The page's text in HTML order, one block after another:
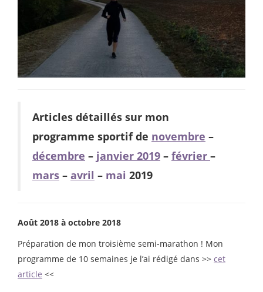
Articles détaillés sur mon
programme sportif de novembre –
décembre – janvier 2019 – février –
mars – avril – mai 2019
Août 2018 à octobre 2018
Préparation de mon troisième semi-marathon ! Mon
programme de 10 semaines je l’ai rédigé dans >> cet
article <<